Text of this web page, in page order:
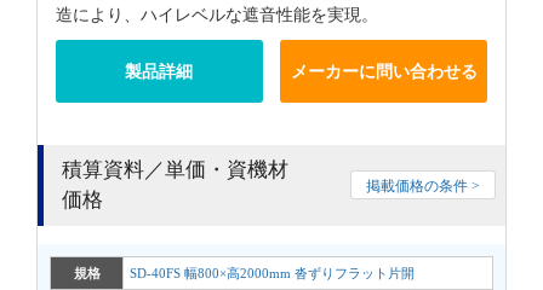
造により、ハイレベルな遮音性能を実現。
製品詳細 メーカーに問い合わせる
積算資料／単価・資機材
価格
掲載価格の条件 >
規格 SD-40FS 幅800×高2000mm 沓ずりフラット片開